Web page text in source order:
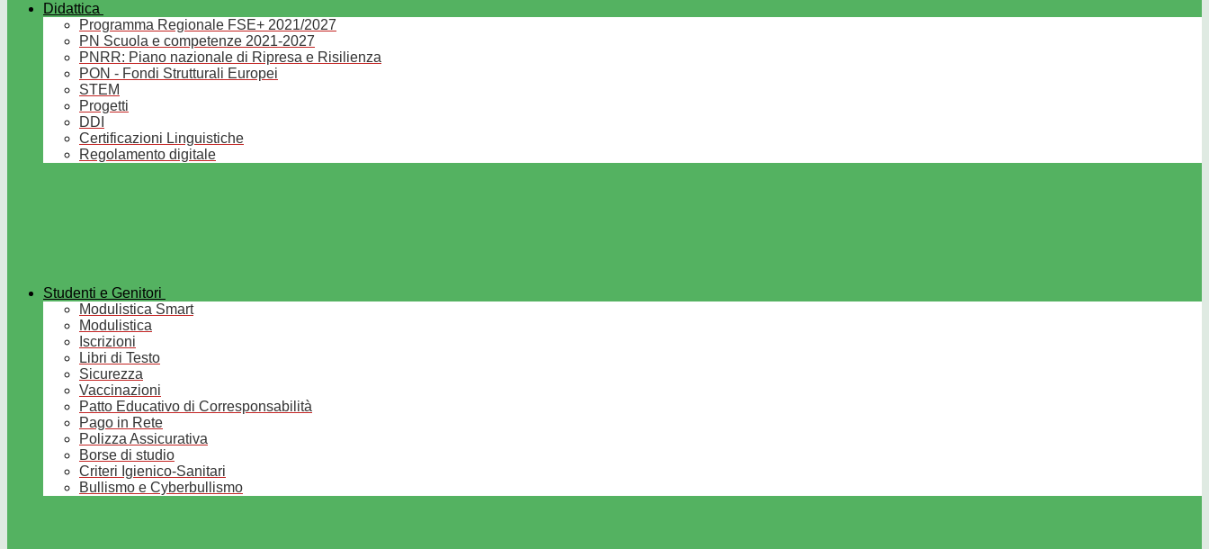
Didattica
Programma Regionale FSE+ 2021/2027
PN Scuola e competenze 2021-2027
PNRR: Piano nazionale di Ripresa e Risilienza
PON - Fondi Strutturali Europei
STEM
Progetti
DDI
Certificazioni Linguistiche
Regolamento digitale
Studenti e Genitori
Modulistica Smart
Modulistica
Iscrizioni
Libri di Testo
Sicurezza
Vaccinazioni
Patto Educativo di Corresponsabilità
Pago in Rete
Polizza Assicurativa
Borse di studio
Criteri Igienico-Sanitari
Bullismo e Cyberbullismo